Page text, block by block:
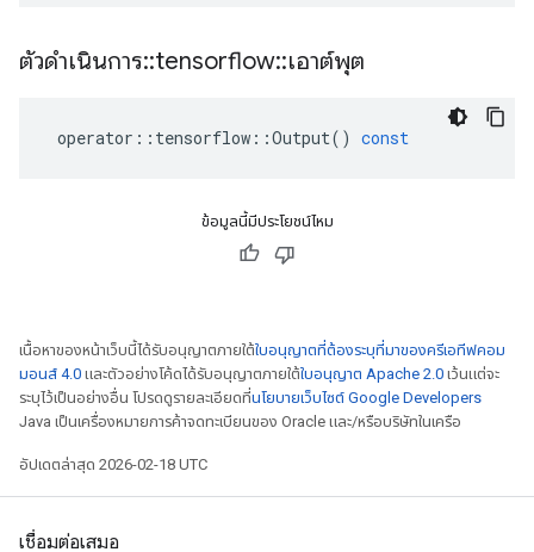
ตัวดำเนินการ::tensorflow::เอาต์พุต
operator :: tensorflow ::Output() const
ข้อมูลนี้มีประโยชน์ไหม
เนื้อหาของหน้าเว็บนี้ได้รับอนุญาตภายใต้ใบอนุญาตที่ต้องระบุที่มาของครีเอทีฟคอม
มอนส์ 4.0 และตัวอย่างโค้ดได้รับอนุญาตภายใต้ใบอนุญาต Apache 2.0 เว้นแต่จะ
ระบุไว้เป็นอย่างอื่น โปรดดูรายละเอียดที่นโยบายเว็บไซต์ Google Developers
Java เป็นเครื่องหมายการค้าจดทะเบียนของ Oracle และ/หรือบริษัทในเครือ
อัปเดตล่าสุด 2026-02-18 UTC
เชื่อมต่อเสมอ